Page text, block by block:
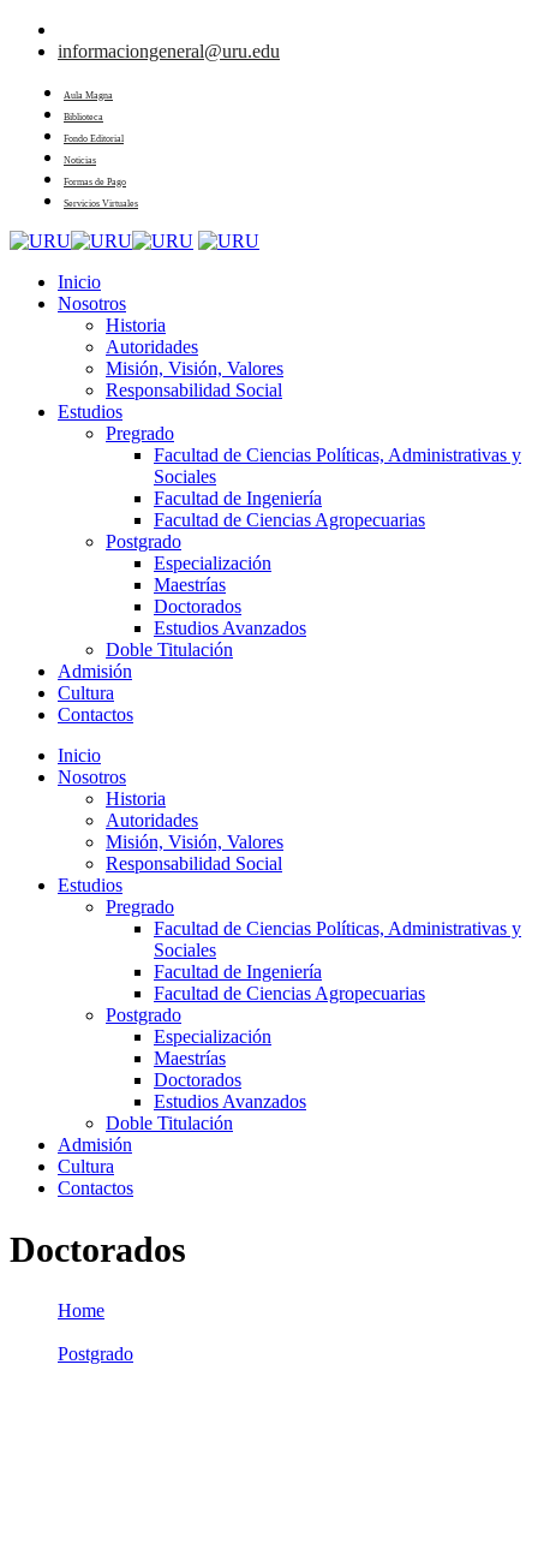
informaciongeneral@uru.edu
Aula Magna
Biblioteca
Fondo Editorial
Noticias
Formas de Pago
Servicios Virtuales
Inicio
Nosotros
Historia
Autoridades
Misión, Visión, Valores
Responsabilidad Social
Estudios
Pregrado
Facultad de Ciencias Políticas, Administrativas y
Sociales
Facultad de Ingeniería
Facultad de Ciencias Agropecuarias
Postgrado
Especialización
Maestrías
Doctorados
Estudios Avanzados
Doble Titulación
Admisión
Cultura
Contactos
Inicio
Nosotros
Historia
Autoridades
Misión, Visión, Valores
Responsabilidad Social
Estudios
Pregrado
Facultad de Ciencias Políticas, Administrativas y
Sociales
Facultad de Ingeniería
Facultad de Ciencias Agropecuarias
Postgrado
Especialización
Maestrías
Doctorados
Estudios Avanzados
Doble Titulación
Admisión
Cultura
Contactos
Doctorados
Home
Postgrado